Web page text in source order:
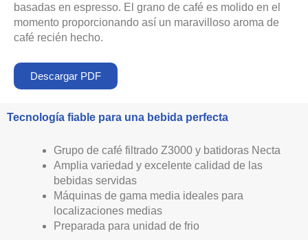
basadas en espresso. El grano de café es molido en el
momento proporcionando así un maravilloso aroma de
café recién hecho.
Descargar PDF
Tecnología fiable para una bebida perfecta
Grupo de café filtrado Z3000 y batidoras Necta
Amplia variedad y excelente calidad de las
bebidas servidas
Máquinas de gama media ideales para
localizaciones medias
Preparada para unidad de frio